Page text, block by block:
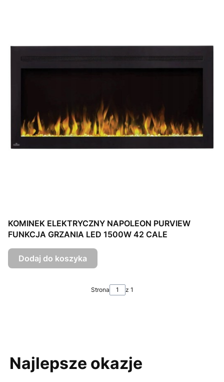
KOMINEK ELEKTRYCZNY NAPOLEON PURVIEW
FUNKCJA GRZANIA LED 1500W 42 CALE
Dodaj do koszyka
Strona z 1
Najlepsze okazje